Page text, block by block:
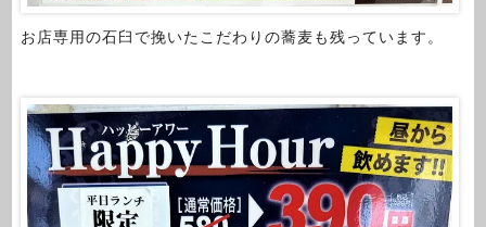
お店専用の石臼で挽いたこだわりの蕎麦も残っています。